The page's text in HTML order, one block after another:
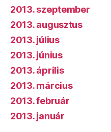
2013. szeptember
2013. augusztus
2013. július
2013. június
2013. április
2013. március
2013. február
2013. január